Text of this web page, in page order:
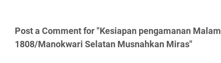
Post a Comment for "Kesiapan pengamanan
1808/Manokwari Selatan Musnahkan Miras"